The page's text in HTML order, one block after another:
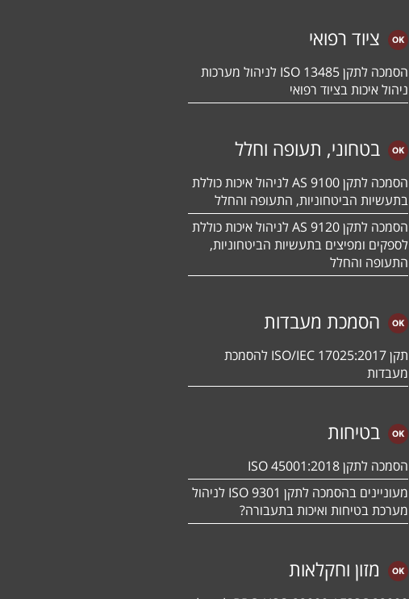
ציוד רפואי
הסמכה לתקן 13485 ISO לניהול מערכות
ניהול איכות בציוד רפואי
בטחוני, תעופה וחלל
הסמכה לתקן 9100 AS לניהול איכות כוללת
בתעשיות הביטחוניות, התעופה והחלל
הסמכה לתקן 9120 AS לניהול איכות כוללת
לספקים ומפיצים בתעשיות הביטחוניות,
התעופה והחלל
הסמכת מעבדות
תקן ISO/IEC 17025:2017 להסמכת
מעבדות
בטיחות
הסמכה לתקן ISO 45001:2018
מעוניינים בהסמכה לתקן ISO 9301 לניהול
מערכת בטיחות ואיכות בתעבורה?
מזון וחקלאות